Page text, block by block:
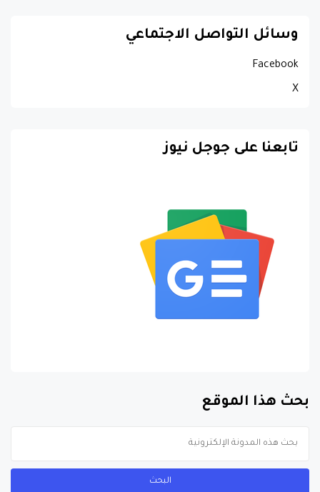
وسائل التواصل الاجتماعي
Facebook
X
تابعنا على جوجل نيوز
بحث هذا الموقع